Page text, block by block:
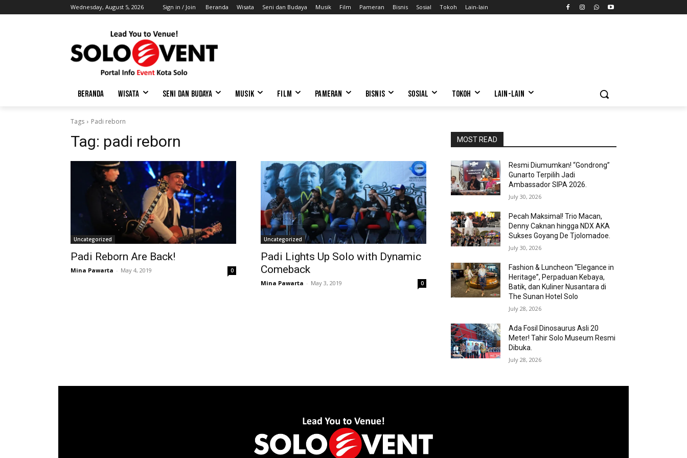
Wednesday, August 5, 2026 Sign in / Join Beranda Wisata Seni dan Budaya Musik Film Pameran Bisnis Sosial Tokoh Lain-lain
BERANDA WISATA SENI DAN BUDAYA MUSIK FILM PAMERAN BISNIS SOSIAL TOKOH LAIN-LAIN
Tags Padi reborn
Tag: padi reborn
Uncategorized
Padi Reborn Are Back!
Mina Pawarta - May 4, 2019 0
Uncategorized
Padi Lights Up Solo with Dynamic
Comeback
Mina Pawarta - May 3, 2019 0
MOST READ
Resmi Diumumkan! “Gondrong”
Gunarto Terpilih Jadi
Ambassador SIPA 2026.
July 30, 2026
Pecah Maksimal! Trio Macan,
Denny Caknan hingga NDX AKA
Sukses Goyang De Tjolomadoe.
July 30, 2026
Fashion & Luncheon “Elegance in
Heritage”, Perpaduan Kebaya,
Batik, dan Kuliner Nusantara di
The Sunan Hotel Solo
July 28, 2026
Ada Fosil Dinosaurus Asli 20
Meter! Tahir Solo Museum Resmi
Dibuka.
July 28, 2026